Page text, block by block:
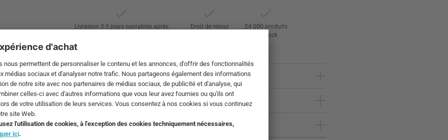
Livraison 3-5 jours ouvrables après
Droit de retour
24 000 produits
en stock